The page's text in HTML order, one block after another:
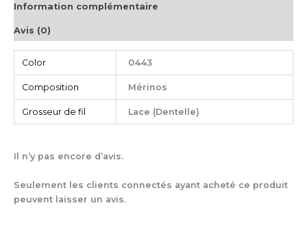
Information complémentaire
Avis (0)
Color 0443
Composition Mérinos
Grosseur de fil Lace (Dentelle)
Il n’y pas encore d’avis.
Seulement les clients connectés ayant acheté ce produit
peuvent laisser un avis.